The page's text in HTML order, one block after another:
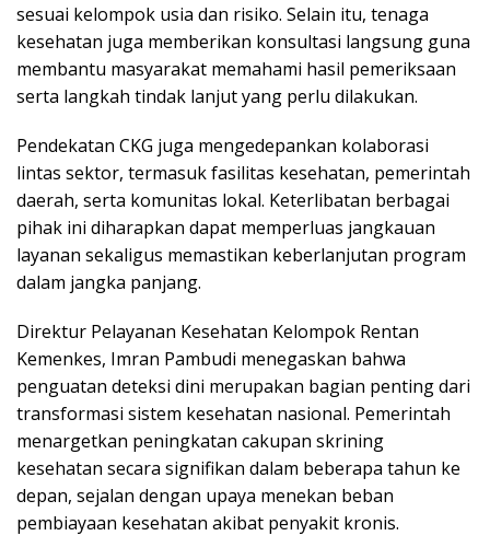
sesuai kelompok usia dan risiko. Selain itu, tenaga
kesehatan juga memberikan konsultasi langsung guna
membantu masyarakat memahami hasil pemeriksaan
serta langkah tindak lanjut yang perlu dilakukan.
Pendekatan CKG juga mengedepankan kolaborasi
lintas sektor, termasuk fasilitas kesehatan, pemerintah
daerah, serta komunitas lokal. Keterlibatan berbagai
pihak ini diharapkan dapat memperluas jangkauan
layanan sekaligus memastikan keberlanjutan program
dalam jangka panjang.
Direktur Pelayanan Kesehatan Kelompok Rentan
Kemenkes, Imran Pambudi menegaskan bahwa
penguatan deteksi dini merupakan bagian penting dari
transformasi sistem kesehatan nasional. Pemerintah
menargetkan peningkatan cakupan skrining
kesehatan secara signifikan dalam beberapa tahun ke
depan, sejalan dengan upaya menekan beban
pembiayaan kesehatan akibat penyakit kronis.